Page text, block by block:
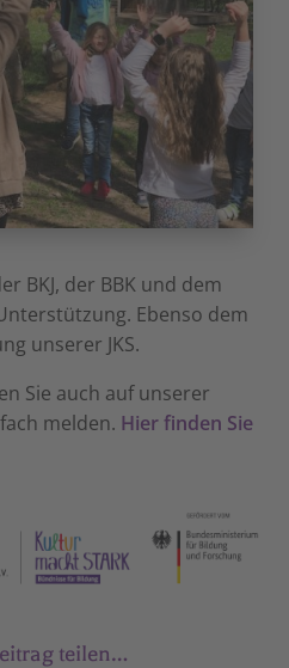
BKJ, der BBK und dem
Ebenso dem
unserer JKS.
Sie auch auf unserer
melden. Hier finden Sie
teilen…